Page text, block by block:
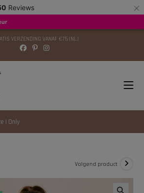
Reviews ×
VERZENDING VANAF €75 (NL)
| Only
Volgend product